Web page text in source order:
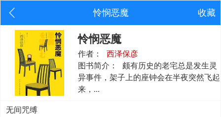
怜悯恶魔 收藏
怜悯恶魔
作者：
西泽保彦
图书简介：
颇有历史的老宅总是发生灵
异事件，架子上的座钟会在半夜突然飞起
来，...
无间咒缚